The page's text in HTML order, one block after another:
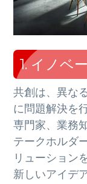
1. イノベ
共創は、異な
に問題解決を
専門家、業務
テークホルダ
リューション
新しいアイデ